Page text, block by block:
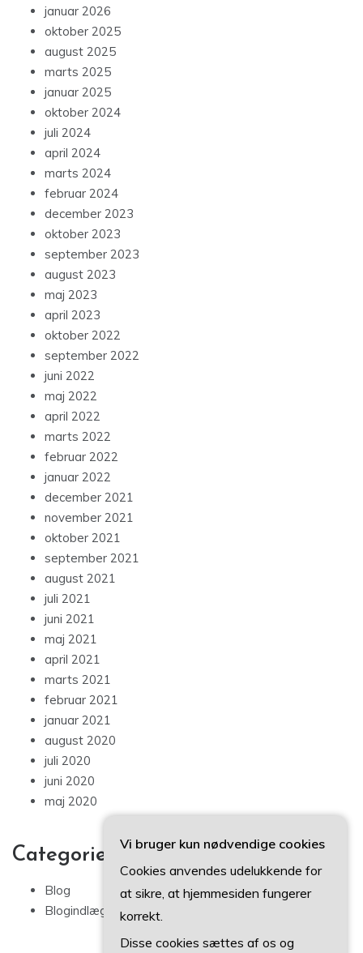
januar 2026
oktober 2025
august 2025
marts 2025
januar 2025
oktober 2024
juli 2024
april 2024
marts 2024
februar 2024
december 2023
oktober 2023
september 2023
august 2023
maj 2023
april 2023
oktober 2022
september 2022
juni 2022
maj 2022
april 2022
marts 2022
februar 2022
januar 2022
december 2021
november 2021
oktober 2021
september 2021
august 2021
juli 2021
juni 2021
maj 2021
april 2021
marts 2021
februar 2021
januar 2021
august 2020
juli 2020
juni 2020
maj 2020
Categories
Blog
Blogindlæg
Vi bruger kun nødvendige cookies
Cookies anvendes udelukkende for
at sikre, at hjemmesiden fungerer
korrekt.
Disse cookies sættes af os og